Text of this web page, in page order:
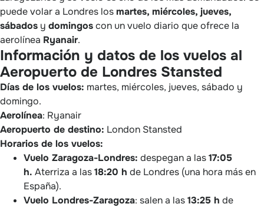
puede volar a Londres losmartes, miércoles, jueves,
sábados y domingoscon un vuelo diario que ofrece la
aerolínea Ryanair.
Información y datos de los vuelos al
Aeropuerto de Londres Stansted
Días de los vuelos: martes, miércoles, jueves, sábado y
domingo.
Aerolínea: Ryanair
Aeropuerto de destino: London Stansted
Horarios de los vuelos:
Vuelo Zaragoza-Londres: despegan a las17:05
h. Aterriza a las18:20 h de Londres (una hora más en
España).
Vuelo Londres-Zaragoza: salen a las13:25 h de